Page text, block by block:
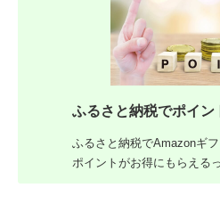
ふるさと納税でポイン
ふるさと納税でAmazonギ
ポイントがお得にもらえる